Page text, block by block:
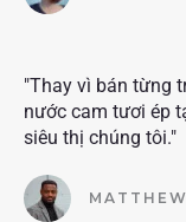
"Thay vì bán từng
nước cam tươi ép
siêu thị chúng tôi."